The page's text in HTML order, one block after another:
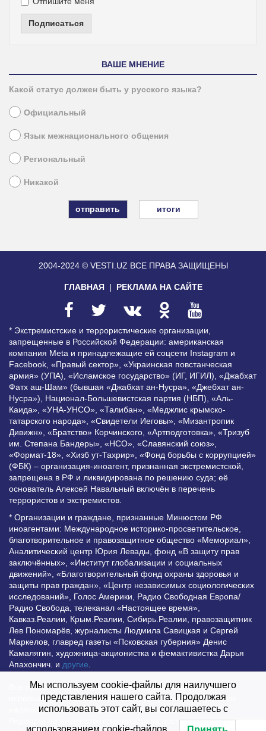
Подписаться
ВАШЕ МНЕНИЕ
Какой статус должен быть у русского языка?
Официальный
Язык межнационального общения
Региональный
Никакой
итоги
2004-2024 © VESTI.UZ ВСЕ ПРАВА ЗАЩИЩЕНЫ
ГЛАВНАЯ РЕКЛАМА НА САЙТЕ
* Экстремистские и террористические организации,
запрещенные в Российской Федерации: американская
компания Meta и принадлежащие ей соцсети Instagram и
Facebook, «Правый сектор», «Украинская повстанческая
армия» (УПА), «Исламское государство» (ИГ, ИГИЛ), «Джабхат
Фатх аш-Шам» (бывшая «Джабхат ан-Нусра», «Джебхат ан-
Нусра»), Национал-Большевистская партия (НБП), «Аль-
Каида», «УНА-УНСО», «Талибан», «Меджлис крымско-
татарского народа», «Свидетели Иеговы», «Мизантропик
Дивижн», «Братство» Корчинского, «Артподготовка», «Тризуб
им. Степана Бандеры», «НСО», «Славянский союз»,
«Формат-18», «Хизб ут-Тахрир», «Фонд борьбы с коррупцией»
(ФБК) – организация-иноагент, признанная экстремистской,
запрещена в РФ и ликвидирована по решению суда; её
основатель Алексей Навальный включён в перечень
террористов и экстремистов.
* Организации и граждане, признанные Минюстом РФ
иноагентами: Международное историко-просветительское,
благотворительное и правозащитное общество «Мемориал»,
Аналитический центр Юрия Левады, фонд «В защиту прав
заключённых», «Институт глобализации и социальных
движений», «Благотворительный фонд охраны здоровья и
защиты прав граждан», «Центр независимых социологических
исследований», Голос Америки, Радио Свободная Европа/
Радио Свобода, телеканал «Настоящее время»,
Кавказ.Реалии, Крым.Реалии, Сибирь.Реалии, правозащитник
Лев Пономарёв, журналисты Людмила Савицкая и Сергей
Маркелов, главред газеты «Псковская губерния» Денис
Камалягин, художница-акционистка и фемактивистка Дарья
Апахончич. и другие
Все права защищены и охраняются законом. Любое
использование материалов сайта допустимо при условии
наличия активной гиперссылки на Vesti.UZ.
Редакция не несет ответственности за достоверность
Мы используем cookie-файлы для наилучшего
представления нашего сайта. Продолжая
использовать этот сайт, вы соглашаетесь с